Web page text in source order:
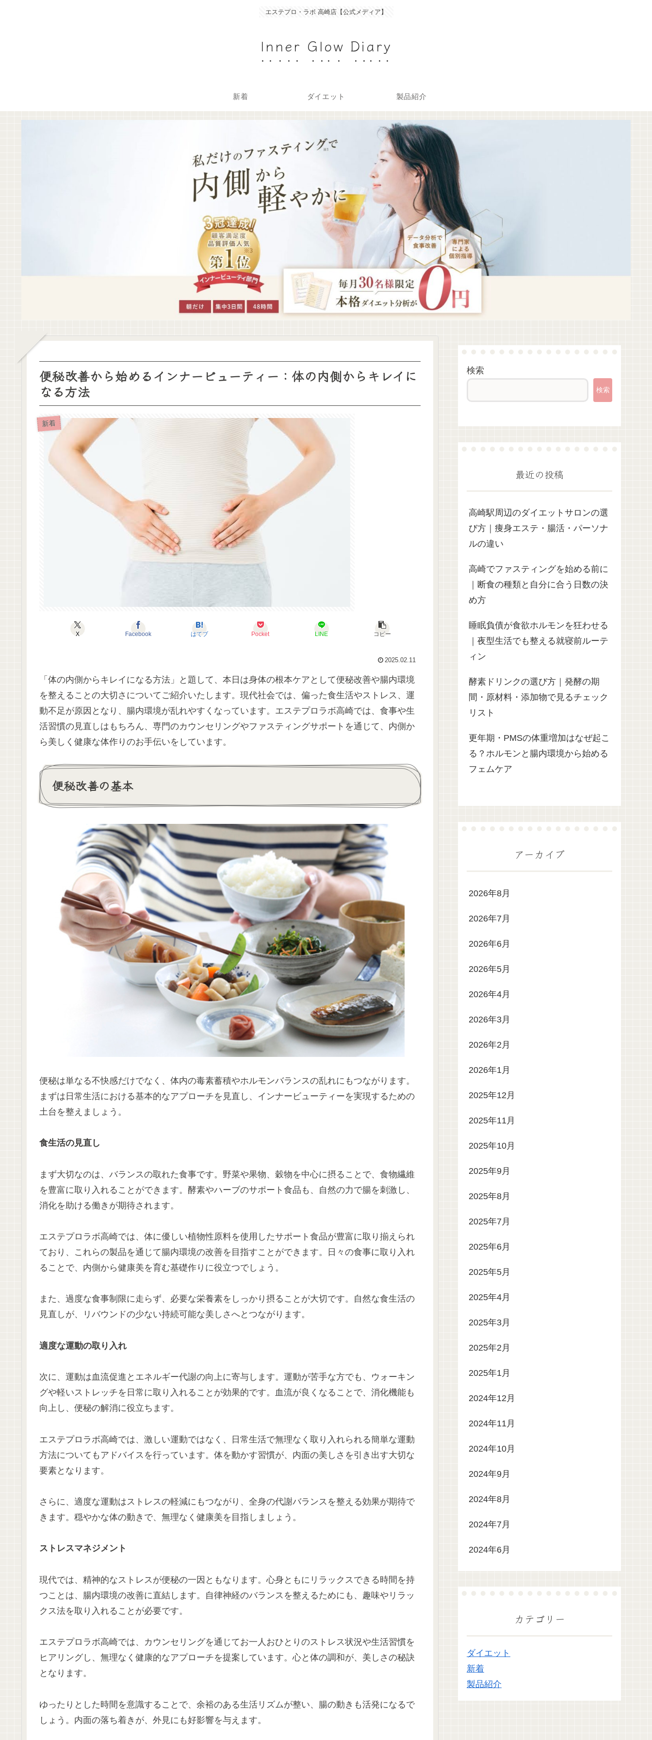
エステプロ・ラボ 高崎店【公式メディア】
Inner Glow Diary
新着 ダイエット 製品紹介
便秘改善から始めるインナービューティー：体の内側からキレイに
なる方法
新着
X Facebook はてブ Pocket LINE コピー
2025.02.11
「体の内側からキレイになる方法」と題して、本日は身体の根本ケアとして便秘改善や腸内環境
を整えることの大切さについてご紹介いたします。現代社会では、偏った食生活やストレス、運
動不足が原因となり、腸内環境が乱れやすくなっています。エステプロラボ高崎では、食事や生
活習慣の見直しはもちろん、専門のカウンセリングやファスティングサポートを通じて、内側か
ら美しく健康な体作りのお手伝いをしています。
便秘改善の基本
便秘は単なる不快感だけでなく、体内の毒素蓄積やホルモンバランスの乱れにもつながります。
まずは日常生活における基本的なアプローチを見直し、インナービューティーを実現するための
土台を整えましょう。
食生活の見直し
まず大切なのは、バランスの取れた食事です。野菜や果物、穀物を中心に摂ることで、食物繊維
を豊富に取り入れることができます。酵素やハーブのサポート食品も、自然の力で腸を刺激し、
消化を助ける働きが期待されます。
エステプロラボ高崎では、体に優しい植物性原料を使用したサポート食品が豊富に取り揃えられ
ており、これらの製品を通じて腸内環境の改善を目指すことができます。日々の食事に取り入れ
ることで、内側から健康美を育む基礎作りに役立つでしょう。
また、過度な食事制限に走らず、必要な栄養素をしっかり摂ることが大切です。自然な食生活の
見直しが、リバウンドの少ない持続可能な美しさへとつながります。
適度な運動の取り入れ
次に、運動は血流促進とエネルギー代謝の向上に寄与します。運動が苦手な方でも、ウォーキン
グや軽いストレッチを日常に取り入れることが効果的です。血流が良くなることで、消化機能も
向上し、便秘の解消に役立ちます。
エステプロラボ高崎では、激しい運動ではなく、日常生活で無理なく取り入れられる簡単な運動
方法についてもアドバイスを行っています。体を動かす習慣が、内面の美しさを引き出す大切な
要素となります。
さらに、適度な運動はストレスの軽減にもつながり、全身の代謝バランスを整える効果が期待で
きます。穏やかな体の動きで、無理なく健康美を目指しましょう。
ストレスマネジメント
現代では、精神的なストレスが便秘の一因ともなります。心身ともにリラックスできる時間を持
つことは、腸内環境の改善に直結します。自律神経のバランスを整えるためにも、趣味やリラッ
クス法を取り入れることが必要です。
エステプロラボ高崎では、カウンセリングを通じてお一人おひとりのストレス状況や生活習慣を
ヒアリングし、無理なく健康的なアプローチを提案しています。心と体の調和が、美しさの秘訣
となります。
ゆったりとした時間を意識することで、余裕のある生活リズムが整い、腸の動きも活発になるで
しょう。内面の落ち着きが、外見にも好影響を与えます。
検索
検索
最近の投稿
高崎駅周辺のダイエットサロンの選
び方｜痩身エステ・腸活・パーソナ
ルの違い
高崎でファスティングを始める前に
｜断食の種類と自分に合う日数の決
め方
睡眠負債が食欲ホルモンを狂わせる
｜夜型生活でも整える就寝前ルーテ
ィン
酵素ドリンクの選び方｜発酵の期
間・原材料・添加物で見るチェック
リスト
更年期・PMSの体重増加はなぜ起こ
る？ホルモンと腸内環境から始める
フェムケア
アーカイブ
2026年8月
2026年7月
2026年6月
2026年5月
2026年4月
2026年3月
2026年2月
2026年1月
2025年12月
2025年11月
2025年10月
2025年9月
2025年8月
2025年7月
2025年6月
2025年5月
2025年4月
2025年3月
2025年2月
2025年1月
2024年12月
2024年11月
2024年10月
2024年9月
2024年8月
2024年7月
2024年6月
カテゴリー
ダイエット
新着
製品紹介